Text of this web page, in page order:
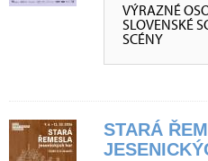
VÝRAZNÉ
SLOVENSKÉ
SCÉNY
STARÁ